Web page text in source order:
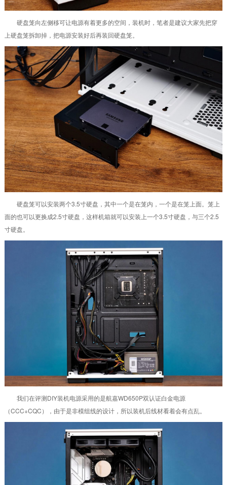
硬盘笼向左侧移可让电源有着更多的空间，装机时，笔者是建议大家先把穿
上硬盘笼拆卸掉，把电源安装好后再装回硬盘笼。
硬盘笼可以安装两个3.5寸硬盘，其中一个是在笼内，一个是在笼上面。笼上
面的也可以更换成2.5寸硬盘，这样机箱就可以安装上一个3.5寸硬盘，与三个2.5
寸硬盘。
我们在评测DIY装机电源采用的是航嘉WD650P双认证白金电源
（CCC+CQC），由于是非模组线的设计，所以装机后线材看着会有点乱。